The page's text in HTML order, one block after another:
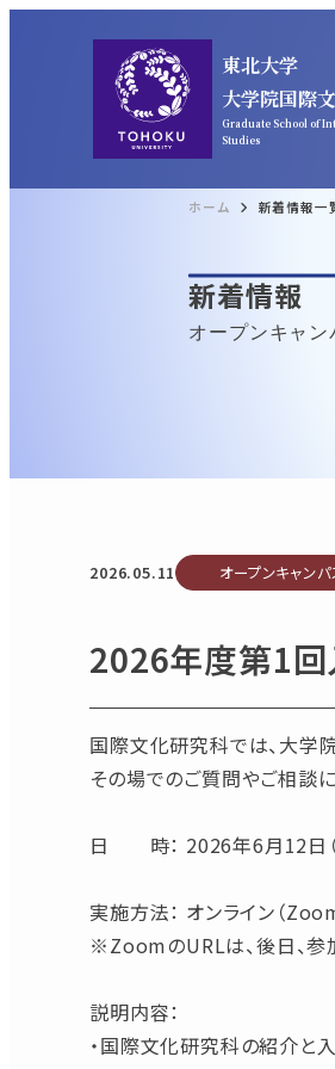
東北大学
大学院国際
Graduate School of
Studies
ホーム 新着情報一
新着情報
オープンキャ
2026.05.11 オープンキャン
2026年度第1回
国際文化研究科では、大学
その場でのご質問やご相談
日 時： 2026年6月12日
実施方法： オンライン（
※ZoomのURLは、後日、参
説明内容：
・国際文化研究科の紹介と